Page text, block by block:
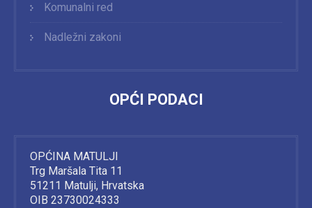
Komunalni red
Nadležni zakoni
OPĆI PODACI
OPĆINA MATULJI
Trg Maršala Tita 11
51211 Matulji, Hrvatska
OIB 23730024333